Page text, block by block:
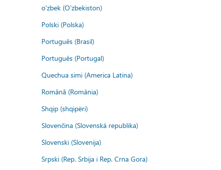
o'zbek (O'zbekiston)
Polski (Polska)
Português (Brasil)
Português (Portugal)
Quechua simi (America Latina)
Română (România)
Shqip (shqipëri)
Slovenčina (Slovenská republika)
Slovenski (Slovenija)
Srpski (Rep. Srbija i Rep. Crna Gora)